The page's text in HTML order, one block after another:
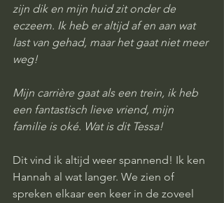
zijn dik en mijn huid zit onder de
eczeem. Ik heb er altijd af en aan wat
last van gehad, maar het gaat niet meer
weg!
Mijn carrière gaat als een trein, ik heb
een fantastisch lieve vriend, mijn
familie is oké. Wat is dit Tessa!
Dit vind ik altijd weer spannend! Ik ken
Hannah al wat langer. We zien of
spreken elkaar een keer in de zoveel